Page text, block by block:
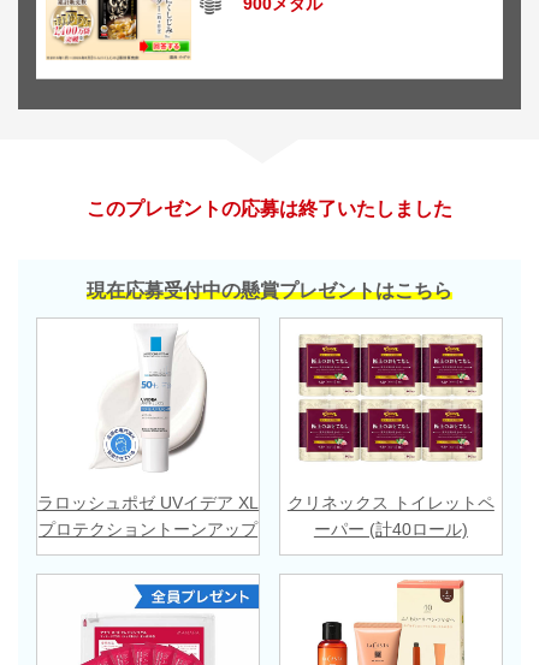
900メダル
このプレゼントの応募は終了いたしました
現在応募受付中の懸賞プレゼントはこちら
ラロッシュポゼ UVイデア XL
プロテクショントーンアップ
クリネックス トイレットペ
ーパー (計40ロール)